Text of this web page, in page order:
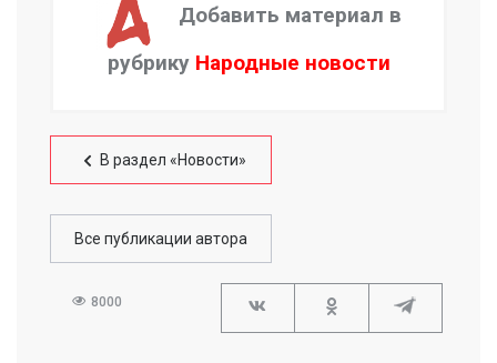
Добавить материал в
рубрику Народные новости
В раздел «Новости»
Все публикации автора
8000